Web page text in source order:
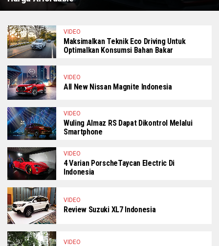
VIDEO
Maksimalkan Teknik Eco Driving Untuk
Optimalkan Konsumsi Bahan Bakar
VIDEO
All New Nissan Magnite Indonesia
VIDEO
Wuling Almaz RS Dapat Dikontrol Melalui
Smartphone
VIDEO
4 Varian PorscheTaycan Electric Di
Indonesia
VIDEO
Review Suzuki XL7 Indonesia
VIDEO